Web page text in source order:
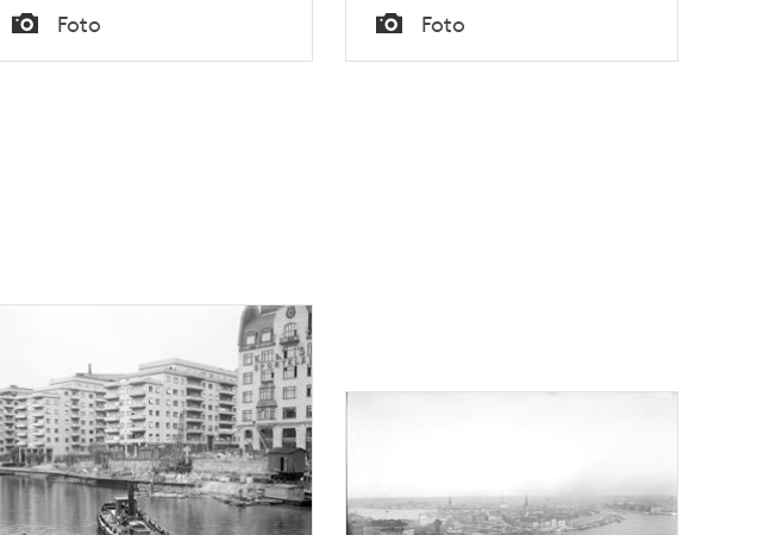
Tid
Typ
Foto Tid
Typ
Foto